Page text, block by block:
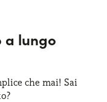
attiva
a lungo
che mai! Sai